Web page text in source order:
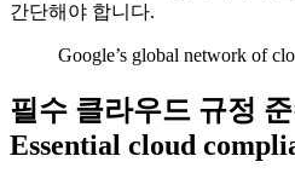
간단해야 합니다.
Google’s global network of
필수 클라우드 규정 준
Essential cloud